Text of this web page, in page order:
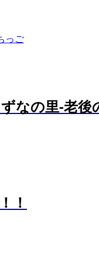
っご
なの里-老
！